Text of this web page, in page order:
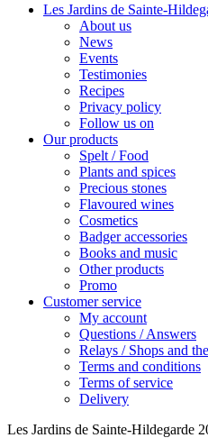
Les Jardins de Sainte-
About us
News
Events
Testimonies
Recipes
Privacy policy
Follow us on
Our products
Spelt / Food
Plants and spices
Precious stones
Flavoured wines
Cosmetics
Badger accessories
Books and music
Other products
Promo
Customer service
My account
Questions / Answers
Relays / Shops and
Terms and conditions
Terms of service
Delivery
Les Jardins de Sainte-Hildegarde